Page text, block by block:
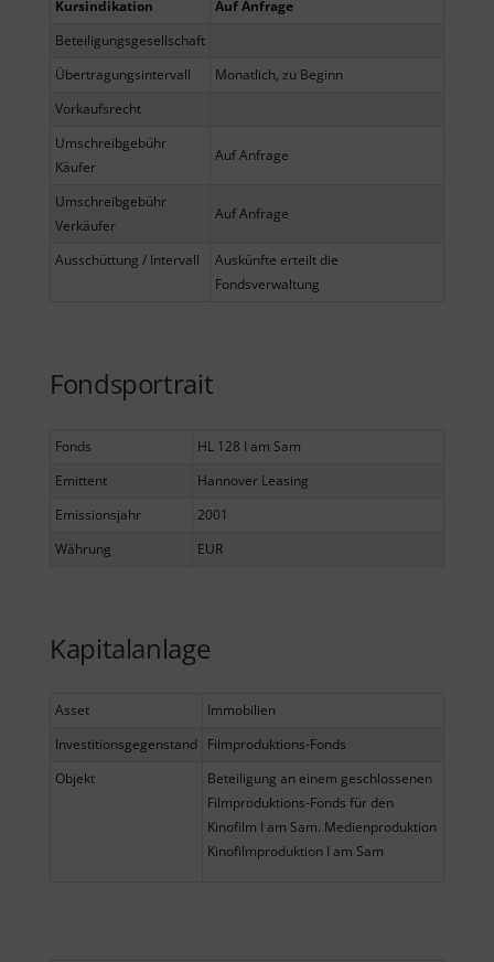
Kursindikation
Auf Anfrage
Beteiligungsgesellschaft
Übertragungsintervall
Monatlich, zu Beginn
Vorkaufsrecht
Umschreibgebühr
Käufer
Auf Anfrage
Umschreibgebühr
Verkäufer
Auf Anfrage
Ausschüttung / Intervall
Auskünfte erteilt die
Fondsverwaltung
Fondsportrait
Fonds
HL 128 I am Sam
Emittent
Hannover Leasing
Emissionsjahr
2001
Währung
EUR
Kapitalanlage
Asset
Immobilien
Investitionsgegenstand
Filmproduktions-Fonds
Objekt
Beteiligung an einem geschlossenen
Filmproduktions-Fonds für den
Kinofilm I am Sam. Medienproduktion
Kinofilmproduktion I am Sam